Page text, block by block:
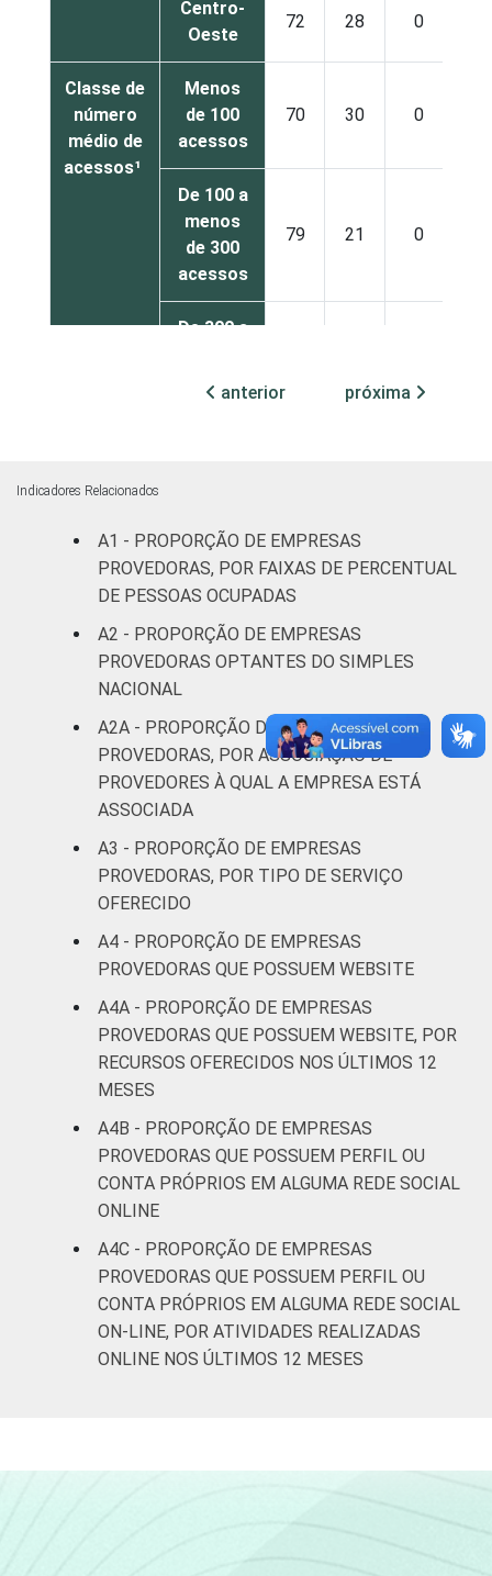
Centro-
Oeste
72 28 0
Classe de
número
médio de
acessos¹
Menos
de 100
acessos
70 30 0
De 100 a
menos
de 300
acessos
79 21 0
De 300 a
de 1.000
acessos
5.000
acessos
a menos
de 45.000
acessos
88 10
Grande
provedor
(mais de
acessos)
Fonte: CGI.br/NIC.br, Centro Regional de
Estudos para o Desenvolvimento da
Sociedade da Informação (Cetic.br),
Pesquisa sobre o setor de provimento de
serviços de Internet no Brasil – TIC
Provedores 2017.¹ Dados do Serviço de
Comunicação Multimídia – SCM (janeiro a
maio/2017).
anterior próxima
Indicadores Relacionados
A1 - PROPORÇÃO DE EMPRESAS
PROVEDORAS, POR FAIXAS DE PERCENTUAL
DE PESSOAS OCUPADAS
A2 - PROPORÇÃO DE EMPRESAS
PROVEDORAS OPTANTES DO SIMPLES
NACIONAL
A2A - PROPORÇÃO DE EMPRESAS
PROVEDORAS, POR ASSOCIAÇÃO DE
PROVEDORES À QUAL A EMPRESA ESTÁ
ASSOCIADA
A3 - PROPORÇÃO DE EMPRESAS
PROVEDORAS, POR TIPO DE SERVIÇO
OFERECIDO
A4 - PROPORÇÃO DE EMPRESAS
PROVEDORAS QUE POSSUEM WEBSITE
A4A - PROPORÇÃO DE EMPRESAS
PROVEDORAS QUE POSSUEM WEBSITE, POR
RECURSOS OFERECIDOS NOS ÚLTIMOS 12
MESES
A4B - PROPORÇÃO DE EMPRESAS
PROVEDORAS QUE POSSUEM PERFIL OU
CONTA PRÓPRIOS EM ALGUMA REDE SOCIAL
ONLINE
A4C - PROPORÇÃO DE EMPRESAS
PROVEDORAS QUE POSSUEM PERFIL OU
CONTA PRÓPRIOS EM ALGUMA REDE SOCIAL
ON-LINE, POR ATIVIDADES REALIZADAS
ONLINE NOS ÚLTIMOS 12 MESES